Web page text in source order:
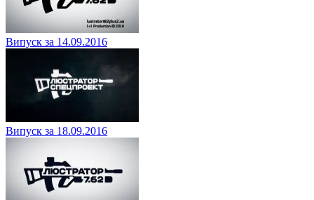
Випуск за 14.09.2016
Випуск за 18.09.2016